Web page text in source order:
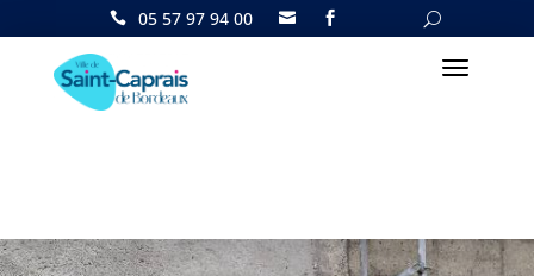
05 57 97 94 00  